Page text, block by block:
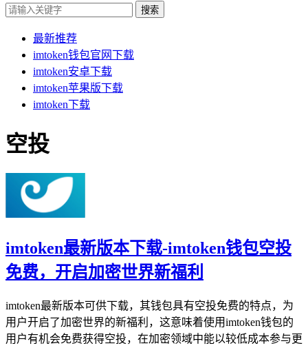
搜索
最新推荐
imtoken钱包官网下载
imtoken安卓下载
imtoken苹果版下载
imtoken下载
空投
imtoken最新版本下载-imtoken钱包空投
免费，开启加密世界新福利
imtoken最新版本可供下载，其钱包具有空投免费的特点，为
用户开启了加密世界的新福利，这意味着使用imtoken钱包的
用户有机会免费获得空投，在加密领域中能以较低成本参与更